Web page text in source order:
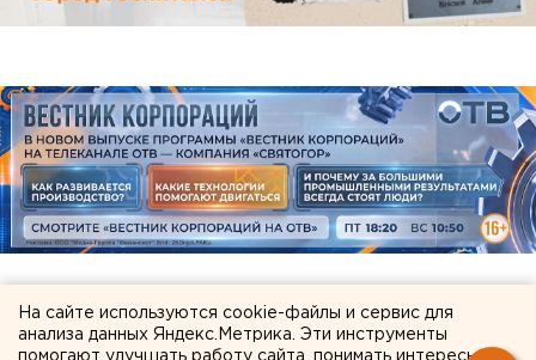
ЧИТАЙТЕ ТАКЖЕ:
На сайте используются cookie-файлы и сервис для
анализа данных Яндекс.Метрика. Эти инструменты
помогают улучшать работу сайта, понимать интересы